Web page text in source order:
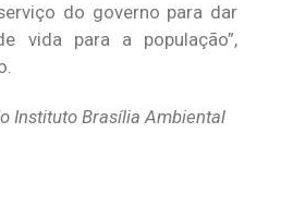
do governo para dar
vida para a população”,
Instituto Brasília Ambiental